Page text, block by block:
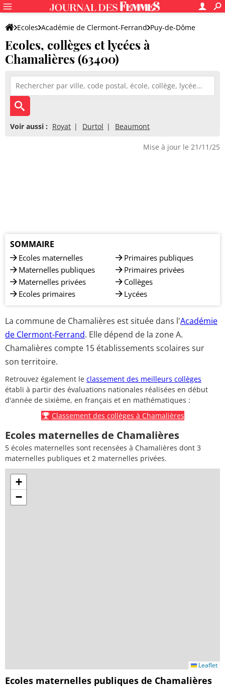
Ecoles Académie de Clermont-Ferrand Puy-de-Dôme
Ecoles, collèges et lycées à
Chamalières (63400)
Voir aussi : Royat Durtol Beaumont
Mise à jour le 21/11/25
SOMMAIRE
Ecoles maternelles
Maternelles publiques
Maternelles privées
Ecoles primaires
Primaires publiques
Primaires privées
Collèges
Lycées
La commune de Chamalières est située dans l'Académie
de Clermont-Ferrand. Elle dépend de la zone A.
Chamalières compte 15 établissements scolaires sur
son territoire.
Retrouvez également le classement des meilleurs collèges
établi à partir des évaluations nationales réalisées en début
d'année de sixième, en français et en mathématiques :
Classement des collèges à Chamalières
Ecoles maternelles de Chamalières
5 écoles maternelles sont recensées à Chamalières dont 3
maternelles publiques et 2 maternelles privées.
+
−
Leaflet
Ecoles maternelles publiques de Chamalières